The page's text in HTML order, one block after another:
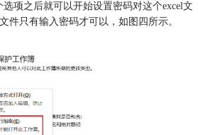
项之后就可以开始设置密码对这个excel文
件只有输入密码才可以，如图四所示。